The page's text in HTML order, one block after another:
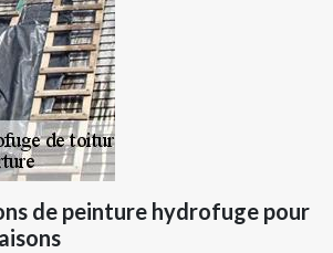
de peinture hydrofuge pour